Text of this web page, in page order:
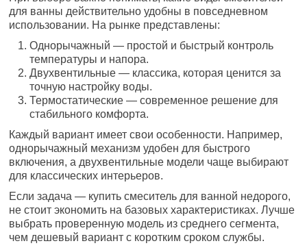
для ванны действительно удобны в повседневном
использовании. На рынке представлены:
Однорычажный — простой и быстрый контроль
температуры и напора.
Двухвентильные — классика, которая ценится за
точную настройку воды.
Термостатические — современное решение для
стабильного комфорта.
Каждый вариант имеет свои особенности. Например,
однорычажный механизм удобен для быстрого
включения, а двухвентильные модели чаще выбирают
для классических интерьеров.
Если задача — купить смеситель для ванной недорого,
не стоит экономить на базовых характеристиках. Лучше
выбрать проверенную модель из среднего сегмента,
чем дешевый вариант с коротким сроком службы.